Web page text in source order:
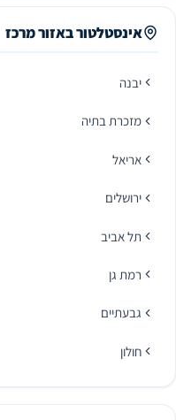
אינסטלטור באזור מרכז
יבנה
מזכרת בתיה
אריאל
ירושלים
תל אביב
רמת גן
גבעתיים
חולון